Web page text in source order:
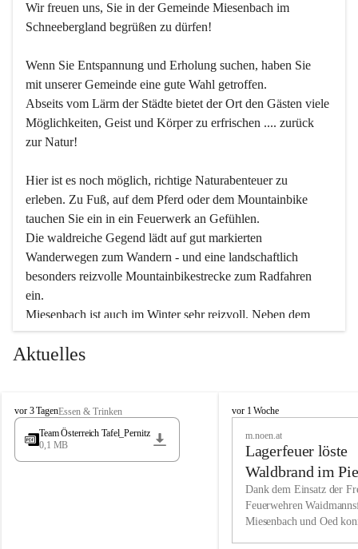
Wir freuen uns, Sie in der Gemeinde Miesenbach im
Schneebergland begrüßen zu dürfen!
Wenn Sie Entspannung und Erholung suchen, haben Sie
mit unserer Gemeinde eine gute Wahl getroffen.
Abseits vom Lärm der Städte bietet der Ort den Gästen viele
Möglichkeiten, Geist und Körper zu erfrischen .... zurück
zur Natur!
Hier ist es noch möglich, richtige Naturabenteuer zu
erleben. Zu Fuß, auf dem Pferd oder dem Mountainbike
tauchen Sie ein in ein Feuerwerk an Gefühlen.
Die waldreiche Gegend lädt auf gut markierten
Wanderwegen zum Wandern - und eine landschaftlich
besonders reizvolle Mountainbikestrecke zum Radfahren
ein.
Miesenbach ist auch im Winter sehr reizvoll. Neben dem
Eisstockschießen gibt es auf dem nahe gelegenen Unterberg
wunderschöne Naturschneepisten, die zum Schifahren oder
vielfältige Angebot unserer Kulturvereine.
Überzeugen Sie sich selbst, dass Sie in Miesenbach sowie
in den Beherbergungsbetrieben, Gaststätten und urigen
Wir kennen Miesenbach als lebens- und liebenswerten Ort.
Tradition und Innovation werden ebenso groß geschrieben
Aktuelles
M
i
s
vor 3 TagenEssen & Trinken
Team Österreich Tafel_Pernitz
0,1 MB
M
h
vor 1 Woche
m.noen.at
Lagerfeuer löste
Waldbrand im
aus
Dank dem Einsatz der
Feuerwehren
Miesenbach und Oed